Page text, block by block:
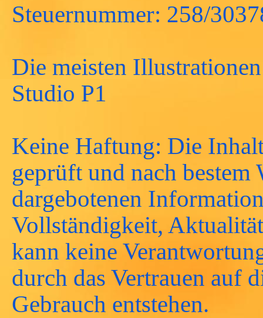
Steuernummer: 258/
Die meisten
Studio P1
Keine Haftung: Die
geprüft und nach
dargebotenen
Vollständigkeit,
kann keine
durch das Vertrauen auf
Gebrauch entstehen.